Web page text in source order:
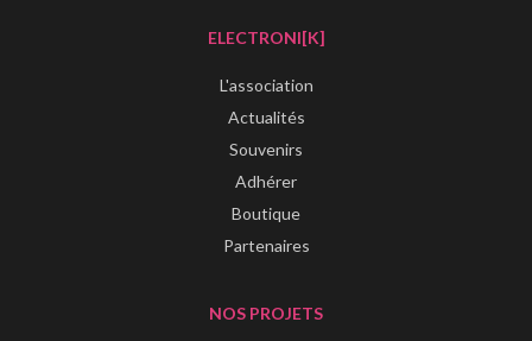
ELECTRONI[K]
L'association
Actualités
Souvenirs
Adhérer
Boutique
Partenaires
NOS PROJETS